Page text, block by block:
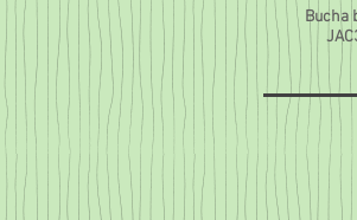
Bucha